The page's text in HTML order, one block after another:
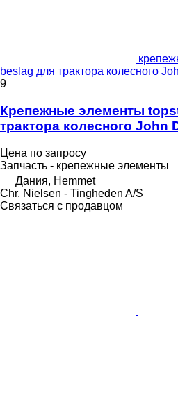
beslag для трактора колесного
9
Крепежные элементы
трактора колесного John
Цена по запросу
Запчасть - крепежные элементы
Дания, Hemmet
Chr. Nielsen - Tingheden A/S
Связаться с продавцом